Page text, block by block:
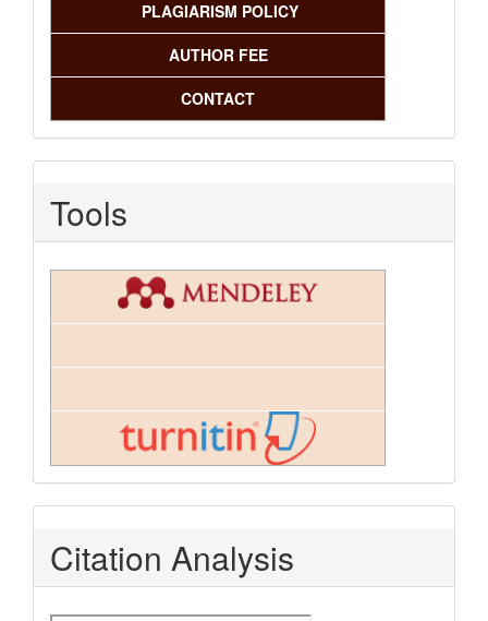
PLAGIARISM POLICY
AUTHOR FEE
CONTACT
Tools
Citation Analysis